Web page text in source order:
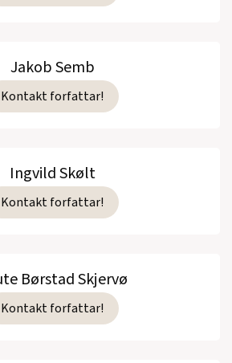
Jakob Semb
Kontakt forfattar!
Ingvild Skølt
Kontakt forfattar!
Børstad Skjervø
Kontakt forfattar!